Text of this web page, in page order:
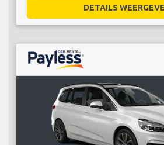
DETAILS